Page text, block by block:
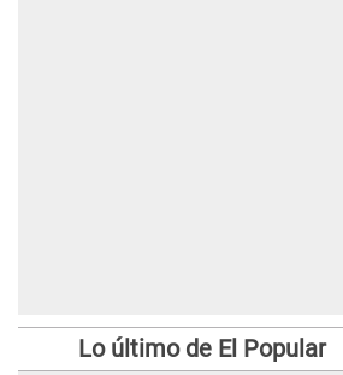
Lo último de El Popular